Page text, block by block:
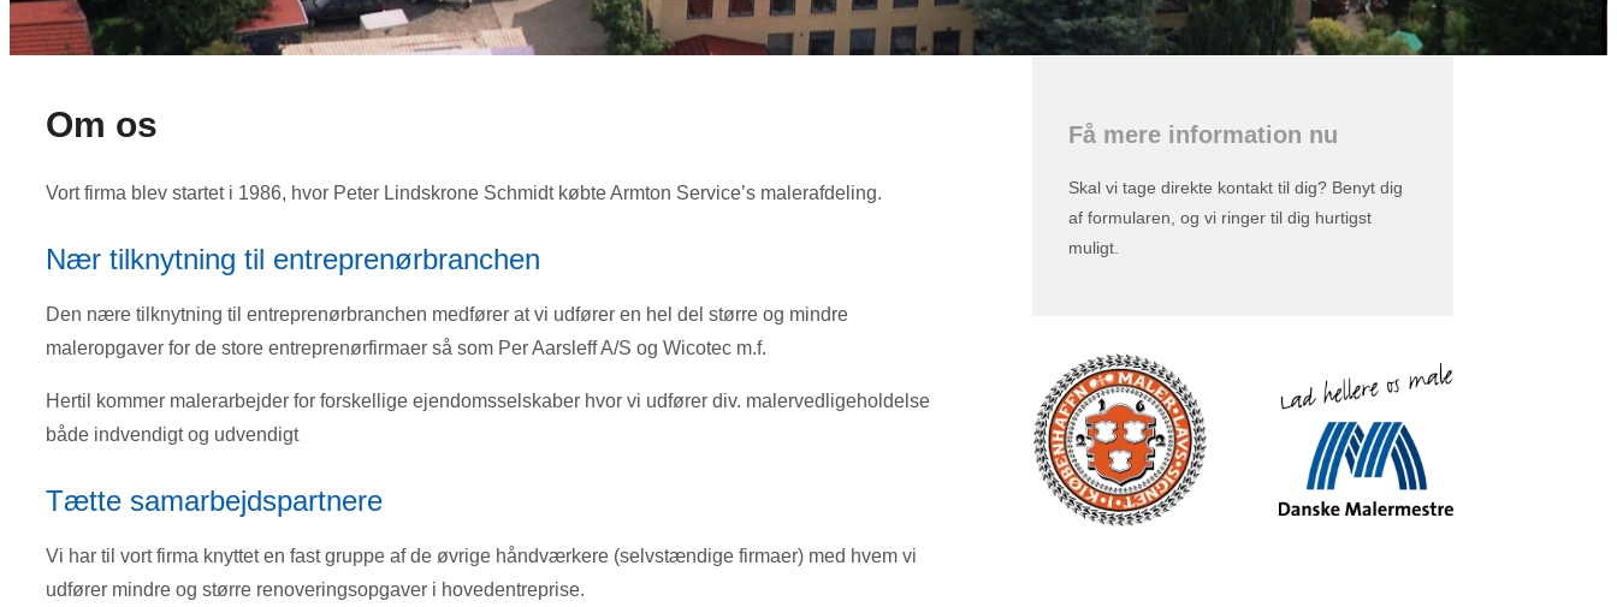
Om os
Vort firma blev startet i 1986, hvor Peter Lindskrone Schmidt købte Armton Service’s malerafdeling.​
Nær tilknytning til entreprenørbranchen
Den nære tilknytning til entreprenørbranchen medfører at vi udfører en hel del større og mindre
maleropgaver for de store entreprenørfirmaer så som Per Aarsleff A/S og Wicotec m.f.
Hertil kommer malerarbejder for forskellige ejendomsselskaber hvor vi udfører div. malervedligeholdelse
både indvendigt og udvendigt
Tætte samarbejdspartnere
Vi har til vort firma knyttet en fast gruppe af de øvrige håndværkere (selvstændige firmaer) med hvem vi
udfører mindre og større renoveringsopgaver i hovedentreprise.
Få mere information nu
Skal vi tage direkte kontakt til dig? Benyt dig
af formularen, og vi ringer til dig hurtigst
muligt.